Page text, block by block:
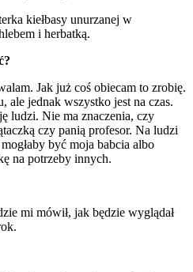
kiełbasy unurzanej w
i herbatką.
Jak już coś obiecam to zrobię.
ale jednak wszystko jest na czas.
ludzi. Nie ma znaczenia, czy
czy panią profesor. Na ludzi
być moja babcia albo
na potrzeby innych.
mi mówił, jak będzie wyglądał